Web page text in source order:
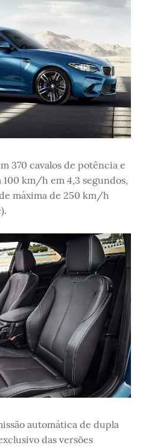
370 cavalos de potência e
100 km/h em 4,3 segundos,
máxima de 250 km/h
automática de dupla
das versões